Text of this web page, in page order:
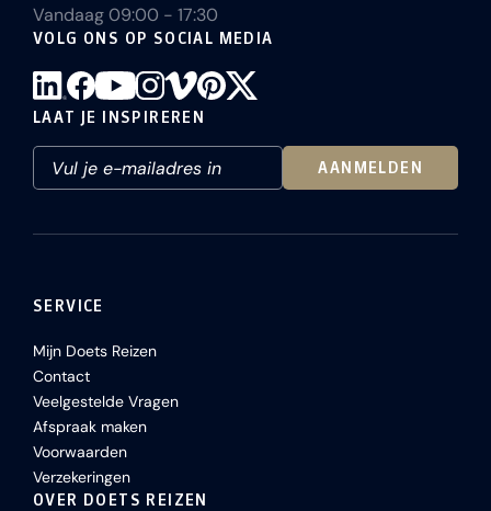
Vandaag 09:00 - 17:30
VOLG ONS OP SOCIAL MEDIA
LAAT JE INSPIREREN
AANMELDEN
SERVICE
Mijn Doets Reizen
Contact
Veelgestelde Vragen
Afspraak maken
Voorwaarden
Verzekeringen
OVER DOETS REIZEN